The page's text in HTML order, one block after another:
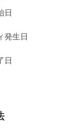
日
発生日
日